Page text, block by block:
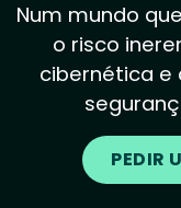
Num mundo
o risco
cibernética e
PEDIR